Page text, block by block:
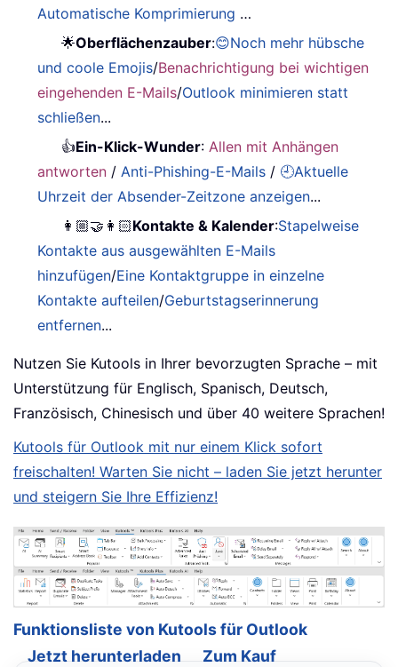
Automatische Komprimierung …
🌟Oberflächenzauber:😊Noch mehr hübsche
und coole Emojis/Benachrichtigung bei wichtigen
eingehenden E-Mails/Outlook minimieren statt
schließen...
👍Ein-Klick-Wunder:Allen mit Anhängen
antworten /Anti-Phishing-E-Mails / 🕘Aktuelle
Uhrzeit der Absender-Zeitzone anzeigen...
👩🏼‍🤝‍👩🏻Kontakte & Kalender:Stapelweise
Kontakte aus ausgewählten E-Mails
hinzufügen/Eine Kontaktgruppe in einzelne
Kontakte aufteilen/Geburtstagserinnerung
entfernen...
Nutzen Sie Kutools in Ihrer bevorzugten Sprache – mit
Unterstützung für Englisch, Spanisch, Deutsch,
Französisch, Chinesisch und über 40 weitere Sprachen!
Kutools für Outlook mit nur einem Klick sofort
freischalten! Warten Sie nicht – laden Sie jetzt herunter
und steigern Sie Ihre Effizienz!
Funktionsliste von Kutools für Outlook
Jetzt herunterladen
Zum Kauf